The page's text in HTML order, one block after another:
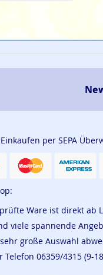
per SEPA
Ware ist direkt ab
viele spannende
große Auswahl
Telefon 06359/4315 (9-